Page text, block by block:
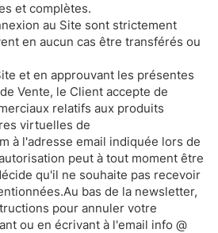
et complètes.
au Site sont strictement
en aucun cas être transférés ou
et en approuvant les présentes
Vente, le Client accepte de
relatifs aux produits
virtuelles de
à l'adresse email indiquée lors de
peut à tout moment être
qu'il ne souhaite pas recevoir
bas de la newsletter,
pour annuler votre
ou en écrivant à l'email info @